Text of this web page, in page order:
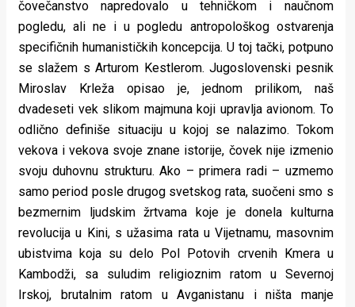
čovečanstvo napredovalo u tehničkom i naučnom
pogledu, ali ne i u pogledu antropološkog ostvarenja
specifičnih humanističkih koncepcija. U toj tački, potpuno
se slažem s Arturom Kestlerom. Jugoslovenski pesnik
Miroslav Krleža opisao je, jednom prilikom, naš
dvadeseti vek slikom majmuna koji upravlja avionom. To
odlično definiše situaciju u kojoj se nalazimo. Tokom
vekova i vekova svoje znane istorije, čovek nije izmenio
svoju duhovnu strukturu. Ako – primera radi – uzmemo
samo period posle drugog svetskog rata, suočeni smo s
bezmernim ljudskim žrtvama koje je donela kulturna
revolucija u Kini, s užasima rata u Vijetnamu, masovnim
ubistvima koja su delo Pol Potovih crvenih Kmera u
Kambodži, sa suludim religioznim ratom u Severnoj
Irskoj, brutalnim ratom u Avganistanu i ništa manje